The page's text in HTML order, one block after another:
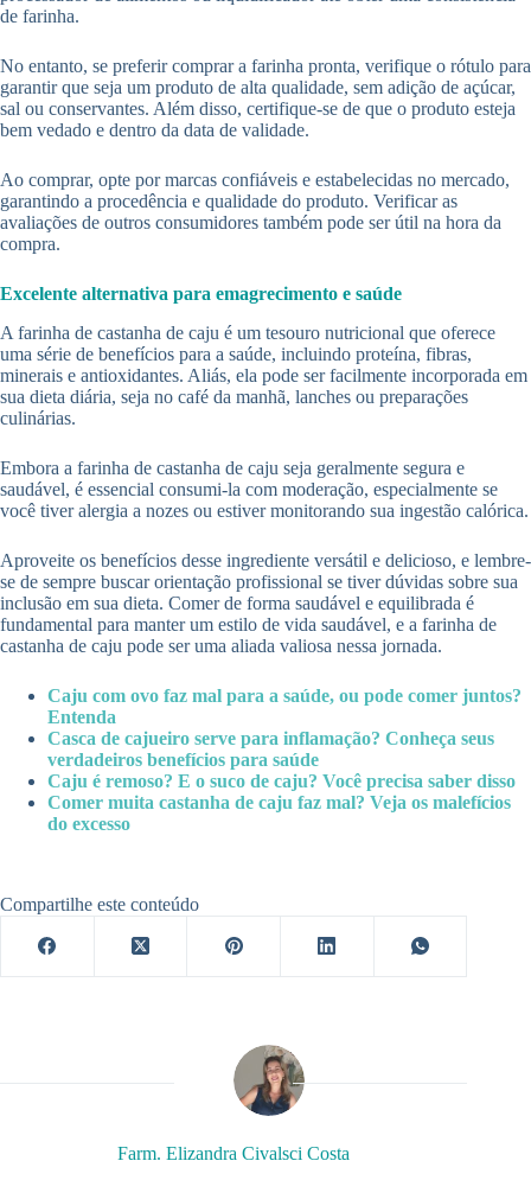
de farinha.
No entanto, se preferir comprar a farinha pronta, verifique o rótulo para
garantir que seja um produto de alta qualidade, sem adição de açúcar,
sal ou conservantes. Além disso, certifique-se de que o produto esteja
bem vedado e dentro da data de validade.
Ao comprar, opte por marcas confiáveis e estabelecidas no mercado,
garantindo a procedência e qualidade do produto. Verificar as
avaliações de outros consumidores também pode ser útil na hora da
compra.
Excelente alternativa para emagrecimento e saúde
A farinha de castanha de caju é um tesouro nutricional que oferece
uma série de benefícios para a saúde, incluindo proteína, fibras,
minerais e antioxidantes. Aliás, ela pode ser facilmente incorporada em
sua dieta diária, seja no café da manhã, lanches ou preparações
culinárias.
Embora a farinha de castanha de caju seja geralmente segura e
saudável, é essencial consumi-la com moderação, especialmente se
você tiver alergia a nozes ou estiver monitorando sua ingestão calórica.
Aproveite os benefícios desse ingrediente versátil e delicioso, e lembre-
se de sempre buscar orientação profissional se tiver dúvidas sobre sua
inclusão em sua dieta. Comer de forma saudável e equilibrada é
fundamental para manter um estilo de vida saudável, e a farinha de
castanha de caju pode ser uma aliada valiosa nessa jornada.
Caju com ovo faz mal para a saúde, ou pode comer juntos?
Entenda
Casca de cajueiro serve para inflamação? Conheça seus
verdadeiros benefícios para saúde
Caju é remoso? E o suco de caju? Você precisa saber disso
Comer muita castanha de caju faz mal? Veja os malefícios
do excesso
Compartilhe este conteúdo
Farm. Elizandra Civalsci Costa